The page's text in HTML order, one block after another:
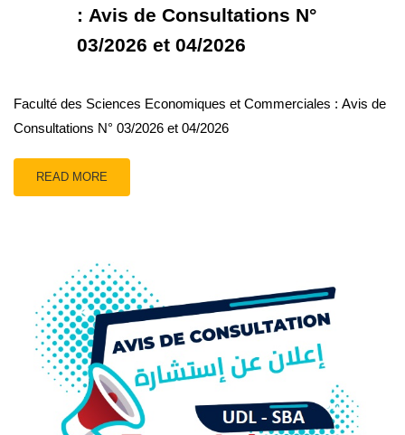
: Avis de Consultations N°
03/2026 et 04/2026
Faculté des Sciences Economiques et Commerciales : Avis de
Consultations N° 03/2026 et 04/2026
READ MORE